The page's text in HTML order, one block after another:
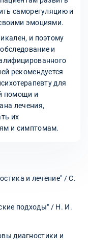
саморегуляцию и
эмоциями.
и поэтому
и
рекомендуется
для
помощи и
лечения,
их
и симптомам.
и лечение" / С.
подходы" / Н. И.
диагностики и